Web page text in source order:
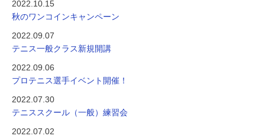
2022.10.15
秋のワンコインキャンペーン
2022.09.07
テニス一般クラス新規開講
2022.09.06
プロテニス選手イベント開催！
2022.07.30
テニススクール（一般）練習会
2022.07.02